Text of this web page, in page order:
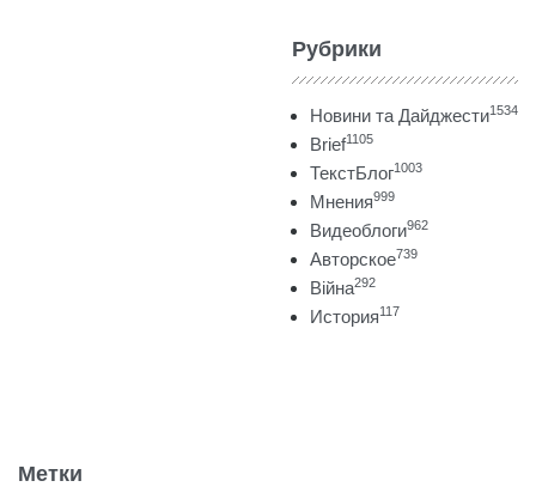
Рубрики
Новини та Дайджести1534
Brief1105
ТекстБлог1003
Мнения999
Видеоблоги962
Авторское739
Війна292
История117
Метки